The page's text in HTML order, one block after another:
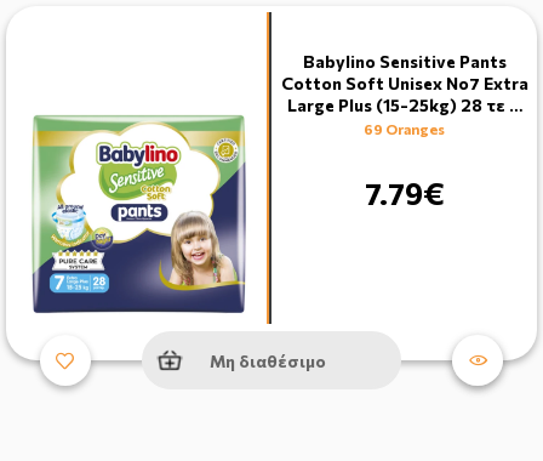
Babylino Sensitive Pants
Cotton Soft Unisex No7 Extra
Large Plus (15-25kg) 28 τε …
69 Oranges
7.79€
Μη διαθέσιμο